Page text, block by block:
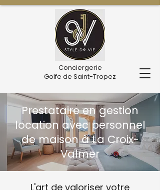
Conciergerie
Golfe de Saint-Tropez
Prestataire en gestion
location avec personnel
de maison à La Croix-
Valmer
L'art de valoriser votre